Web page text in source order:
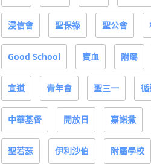
浸信會 聖保祿 聖公會
Good School 寶血 附屬
宣道 青年會 聖三一
中華基督 開放日 嘉諾撒
聖若瑟 伊利沙伯 附屬學校